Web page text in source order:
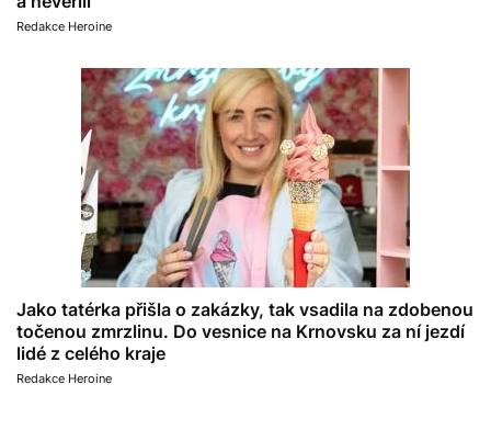
Redakce Heroine
Jako tatérka přišla o zakázky, tak vsadila na zdobenou
točenou zmrzlinu. Do vesnice na Krnovsku za ní jezdí
lidé z celého kraje
Redakce Heroine